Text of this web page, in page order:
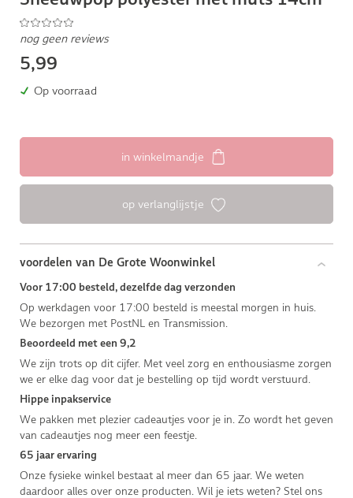
nog geen reviews
5,99
Op voorraad
in winkelmandje
op verlanglijstje
voordelen van De Grote Woonwinkel
Voor 17:00 besteld, dezelfde dag verzonden
Op werkdagen voor 17:00 besteld is meestal morgen in huis.
We bezorgen met PostNL en Transmission.
Beoordeeld met een 9,2
We zijn trots op dit cijfer. Met veel zorg en enthousiasme zorgen
we er elke dag voor dat je bestelling op tijd wordt verstuurd.
Hippe inpakservice
We pakken met plezier cadeautjes voor je in. Zo wordt het geven
van cadeautjes nog meer een feestje.
65 jaar ervaring
Onze fysieke winkel bestaat al meer dan 65 jaar. We weten
daardoor alles over onze producten. Wil je iets weten? Stel ons